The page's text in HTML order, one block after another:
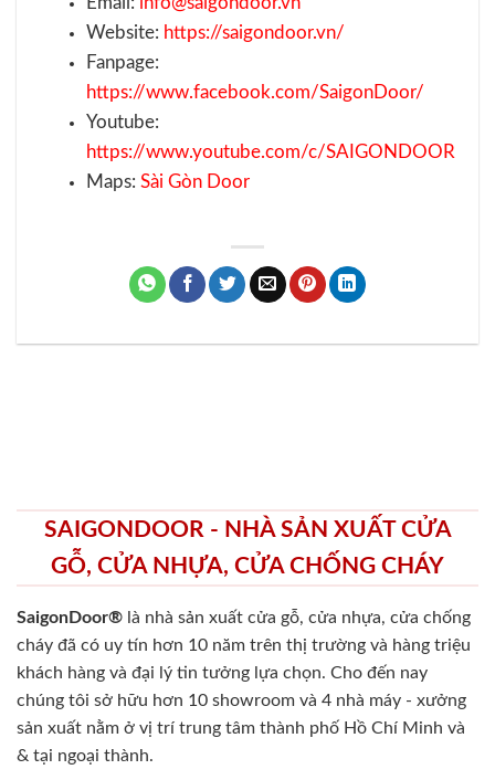
Website: https://saigondoor.vn/
Fanpage:
https://www.facebook.com/SaigonDoor/
Youtube:
https://www.youtube.com/c/SAIGONDOOR
Maps: Sài Gòn Door
SAIGONDOOR - NHÀ SẢN XUẤT CỬA
GỖ, CỬA NHỰA, CỬA CHỐNG CHÁY
SaigonDoor® là nhà sản xuất cửa gỗ, cửa nhựa, cửa chống
cháy đã có uy tín hơn 10 năm trên thị trường và hàng triệu
khách hàng và đại lý tin tưởng lựa chọn. Cho đến nay
chúng tôi sở hữu hơn 10 showroom và 4 nhà máy - xưởng
sản xuất nằm ở vị trí trung tâm thành phố Hồ Chí Minh và
& tại ngoại thành.